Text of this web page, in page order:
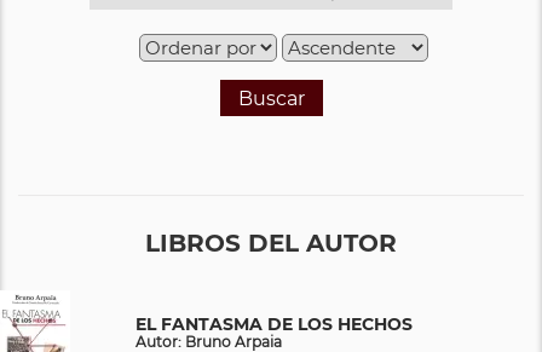
Buscar
LIBROS DEL AUTOR
EL FANTASMA DE LOS HECHOS
Autor: Bruno Arpaia